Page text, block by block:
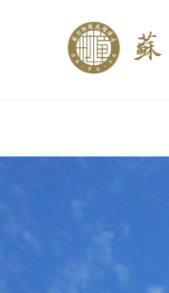
$description =